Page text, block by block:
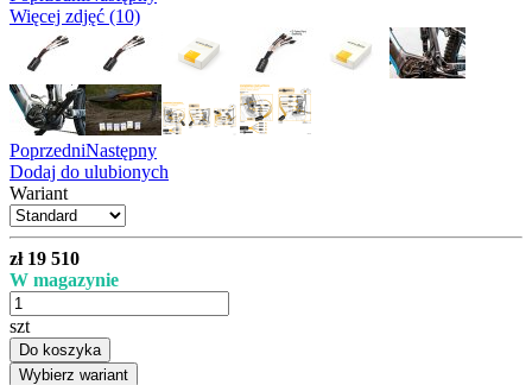
Więcej zdjęć (10)
PoprzedniNastępny
Dodaj do ulubionych
Wariant
zł 19 510
W magazynie
szt
Do koszyka
Wybierz wariant